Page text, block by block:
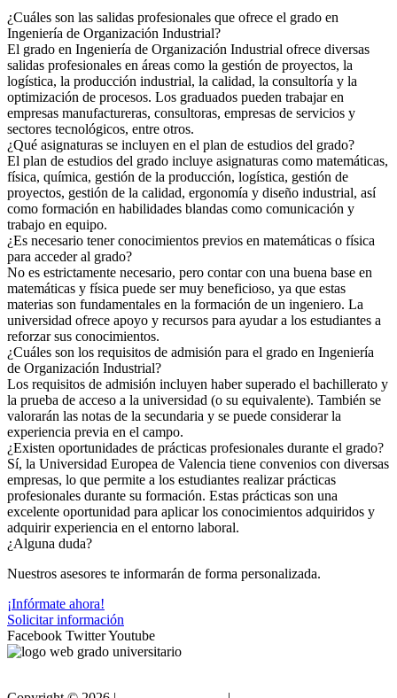
¿Cuáles son las salidas profesionales que ofrece el grado en
Ingeniería de Organización Industrial?
El grado en Ingeniería de Organización Industrial ofrece diversas
salidas profesionales en áreas como la gestión de proyectos, la
logística, la producción industrial, la calidad, la consultoría y la
optimización de procesos. Los graduados pueden trabajar en
empresas manufactureras, consultoras, empresas de servicios y
sectores tecnológicos, entre otros.
¿Qué asignaturas se incluyen en el plan de estudios del grado?
El plan de estudios del grado incluye asignaturas como matemáticas,
física, química, gestión de la producción, logística, gestión de
proyectos, gestión de la calidad, ergonomía y diseño industrial, así
como formación en habilidades blandas como comunicación y
trabajo en equipo.
¿Es necesario tener conocimientos previos en matemáticas o física
para acceder al grado?
No es estrictamente necesario, pero contar con una buena base en
matemáticas y física puede ser muy beneficioso, ya que estas
materias son fundamentales en la formación de un ingeniero. La
universidad ofrece apoyo y recursos para ayudar a los estudiantes a
reforzar sus conocimientos.
¿Cuáles son los requisitos de admisión para el grado en Ingeniería
de Organización Industrial?
Los requisitos de admisión incluyen haber superado el bachillerato y
la prueba de acceso a la universidad (o su equivalente). También se
valorarán las notas de la secundaria y se puede considerar la
experiencia previa en el campo.
¿Existen oportunidades de prácticas profesionales durante el grado?
Sí, la Universidad Europea de Valencia tiene convenios con diversas
empresas, lo que permite a los estudiantes realizar prácticas
profesionales durante su formación. Estas prácticas son una
excelente oportunidad para aplicar los conocimientos adquiridos y
adquirir experiencia en el entorno laboral.
¿Alguna duda?
Nuestros asesores te informarán de forma personalizada.
¡Infórmate ahora!
Solicitar información
Facebook TwitterYoutube